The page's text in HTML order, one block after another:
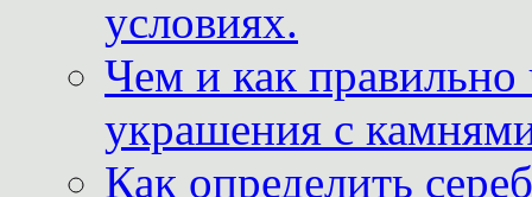
условиях.
Чем и как
украшения с
Как определить